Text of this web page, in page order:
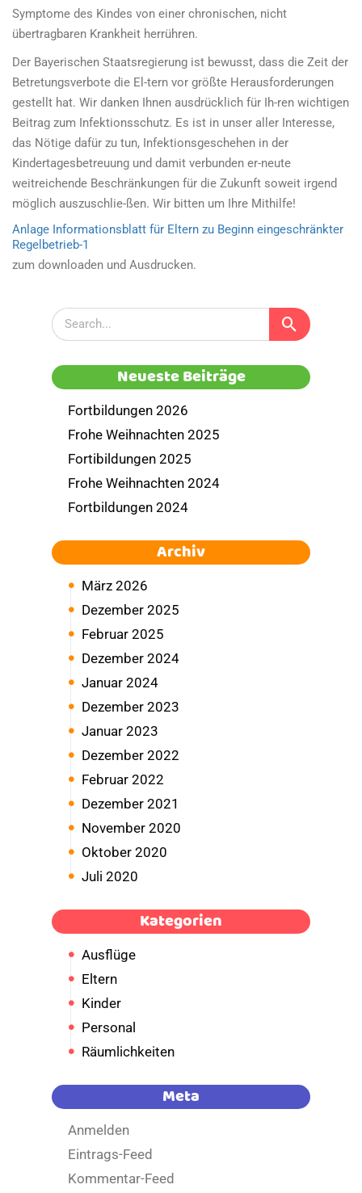
Symptome des Kindes von einer chronischen, nicht
übertragbaren Krankheit herrühren.
Der Bayerischen Staatsregierung ist bewusst, dass die Zeit der
Betretungsverbote die El-tern vor größte Herausforderungen
gestellt hat. Wir danken Ihnen ausdrücklich für Ih-ren wichtigen
Beitrag zum Infektionsschutz. Es ist in unser aller Interesse,
das Nötige dafür zu tun, Infektionsgeschehen in der
Kindertagesbetreuung und damit verbunden er-neute
weitreichende Beschränkungen für die Zukunft soweit irgend
möglich auszuschlie-ßen. Wir bitten um Ihre Mithilfe!
Anlage Informationsblatt für Eltern zu Beginn eingeschränkter
Regelbetrieb-1
zum downloaden und Ausdrucken.
Neueste Beiträge
Fortbildungen 2026
Frohe Weihnachten 2025
Fortibildungen 2025
Frohe Weihnachten 2024
Fortbildungen 2024
Archiv
März 2026
Dezember 2025
Februar 2025
Dezember 2024
Januar 2024
Dezember 2023
Januar 2023
Dezember 2022
Februar 2022
Dezember 2021
November 2020
Oktober 2020
Juli 2020
Kategorien
Ausflüge
Eltern
Kinder
Personal
Räumlichkeiten
Meta
Anmelden
Eintrags-Feed
Kommentar-Feed